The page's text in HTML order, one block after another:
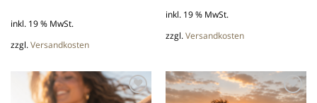
inkl. 19 % MwSt.
zzgl.Versandkosten
inkl. 19 % MwSt.
zzgl.Versandkosten